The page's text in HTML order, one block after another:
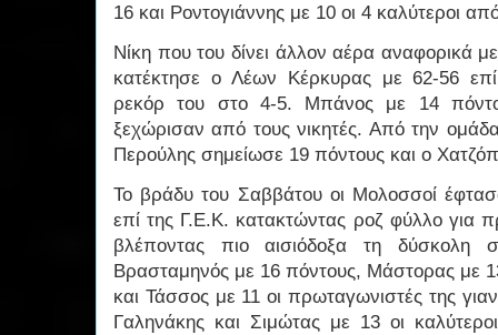
16 και Ροντογιάννης με 10 οι 4 καλύτεροι
Νίκη που του δίνει άλλον αέρα αναφορικά
κατέκτησε ο Λέων Κέρκυρας με 62-56
ρεκόρ του στο 4-5. Μπάνος με 14
ξεχώρισαν από τους νικητές. Από την
Περούλης σημείωσε 19 πόντους και ο
Το βράδυ του Σαββάτου οι Μολοσσοί
επί της Γ.Ε.Κ. κατακτώντας ροζ φύλλο για
βλέποντας πιο αισιόδοξα τη δύσκολη
Βρασταμηνός με 16 πόντους, Μάστορας με
και Τάσσος με 11 οι πρωταγωνιστές της
Γαληνάκης και Σιμώτας με 13 οι